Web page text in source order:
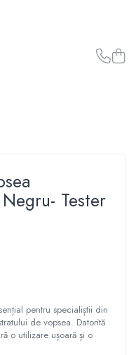
Tester
pentru specialiștii din
de vopsea. Datorită
o utilizare ușoară și o